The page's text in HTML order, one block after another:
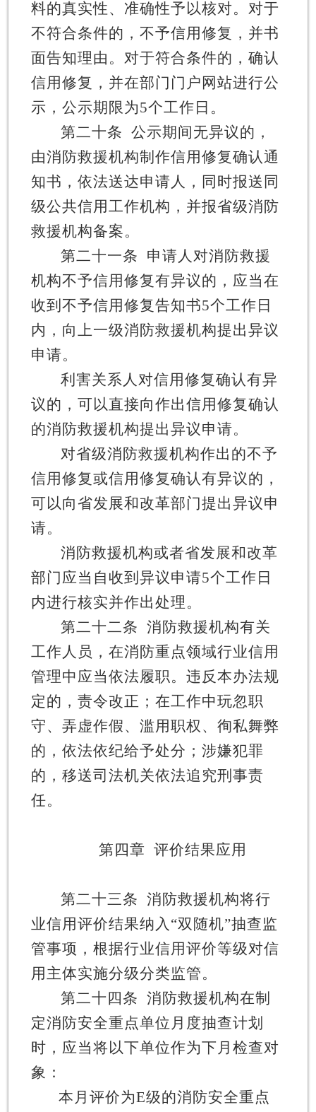
料的真实性、准确性予以核对。对于
不符合条件的，不予信用修复，并书
面告知理由。对于符合条件的，确认
信用修复，并在部门门户网站进行公
示，公示期限为5个工作日。
第二十条 公示期间无异议的，
由消防救援机构制作信用修复确认通
知书，依法送达申请人，同时报送同
级公共信用工作机构，并报省级消防
救援机构备案。
第二十一条
申请人对消防救援
机构不予信用修复有异议的，应当在
收到不予信用修复告知书5个工作日
内，向上一级消防救援机构提出异议
申请。
利害关系人对信用修复确认有异
议的，可以直接向作出信用修复确认
的消防救援机构提出异议申请。
对省级消防救援机构作出的不予
信用修复或信用修复确认有异议的，
可以向省发展和改革部门提出异议申
请。
消防救援机构或者省发展和改革
部门应当自收到异议申请5个工作日
内进行核实并作出处理。
第二十二条 消防救援机构有关
工作人员，在消防重点领域行业信用
管理中应当依法履职。违反本办法规
定的，责令改正；在工作中玩忽职
守、弄虚作假、滥用职权、徇私舞弊
的，依法依纪给予处分；涉嫌犯罪
的，移送司法机关依法追究刑事责
任。
第四章 评价结果应用
第二十三条 消防救援机构将行
业信用评价结果纳入 “双随机”抽查监
管事项，根据行业信用评价等级对信
用主体实施分级分类监管。
第二十四条 消防救援机构在制
定消防安全重点单位月度抽查计划
时，应当将以下单位作为下月检查对
象：
本月评价为E级的消防安全重点